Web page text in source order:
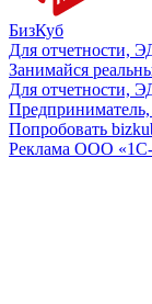
БизКуб
Для отчетности,
Занимайся
Для отчетности,
Попробовать
Реклама ООО